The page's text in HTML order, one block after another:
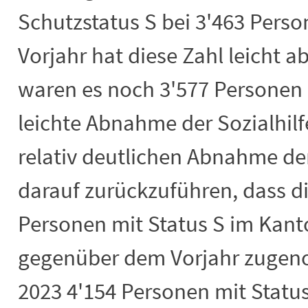
Schutzstatus S bei 3'463
Vorjahr hat diese Zahl leicht
waren es noch 3'577
leichte Abnahme der
relativ deutlichen Abnahme
darauf zurückzuführen, dass
Personen mit Status S im
gegenüber dem Vorjahr
2023 4'154 Personen mit